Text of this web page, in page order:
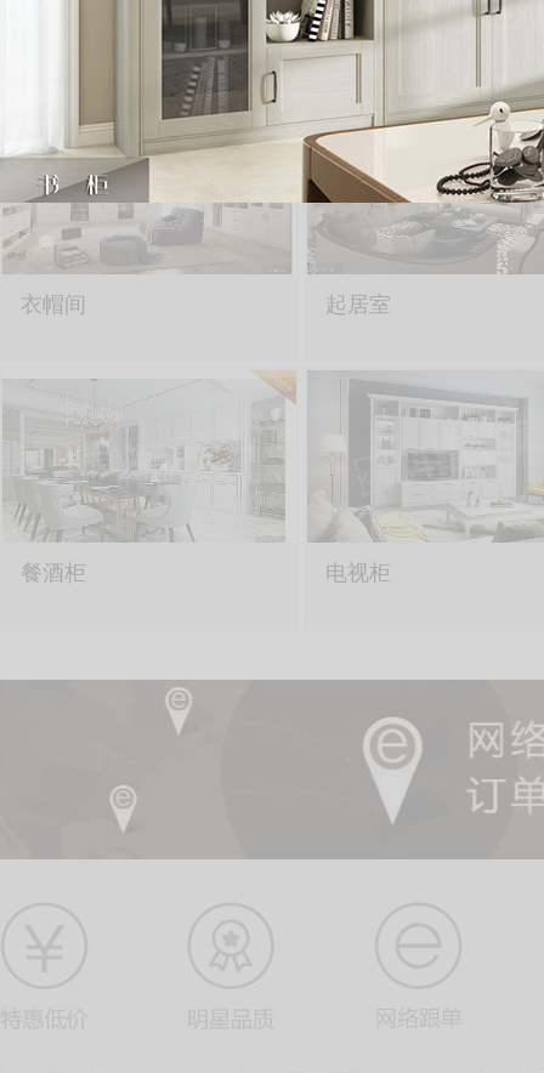
SOLID WOOD PRODUCT
衣帽间 起居室
餐酒柜 电视柜